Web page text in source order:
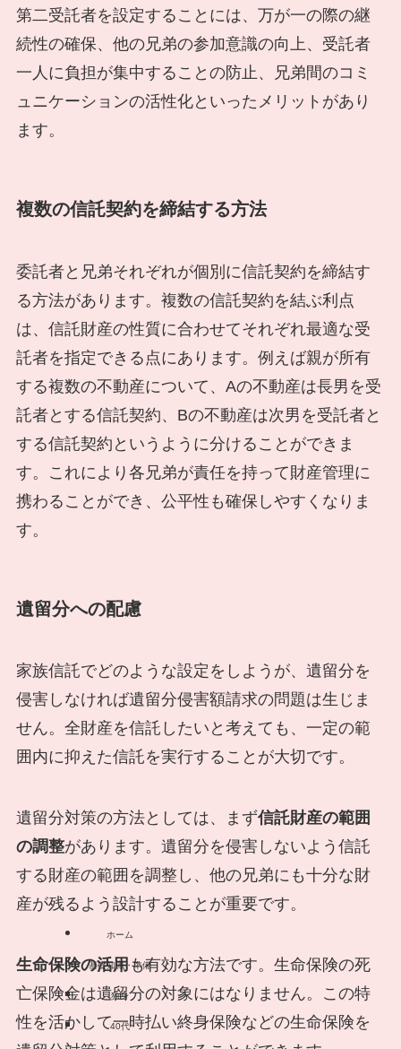
第二受託者を設定することには、万が一の際の継
続性の確保、他の兄弟の参加意識の向上、受託者
一人に負担が集中することの防止、兄弟間のコミ
ュニケーションの活性化といったメリットがあり
ます。
複数の信託契約を締結する方法
委託者と兄弟それぞれが個別に信託契約を締結す
る方法があります。複数の信託契約を結ぶ利点
は、信託財産の性質に合わせてそれぞれ最適な受
託者を指定できる点にあります。例えば親が所有
する複数の不動産について、Aの不動産は長男を受
託者とする信託契約、Bの不動産は次男を受託者と
する信託契約というように分けることができま
す。これにより各兄弟が責任を持って財産管理に
携わることができ、公平性も確保しやすくなりま
す。
遺留分への配慮
家族信託でどのような設定をしようが、遺留分を
侵害しなければ遺留分侵害額請求の問題は生じま
せん。全財産を信託したいと考えても、一定の範
囲内に抑えた信託を実行することが大切です。
遺留分対策の方法としては、まず信託財産の範囲
の調整があります。遺留分を侵害しないよう信託
する財産の範囲を調整し、他の兄弟にも十分な財
産が残るよう設計することが重要です。
生命保険の活用も有効な方法です。生命保険の死
亡保険金は遺留分の対象にはなりません。この特
性を活かして一時払い終身保険などの生命保険を
ホーム
基礎知識・準備
独身
40代